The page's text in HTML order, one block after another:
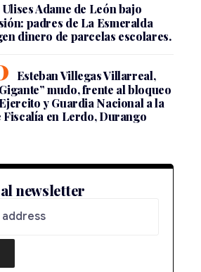
Ulises Adame de León bajo
padres de La Esmeralda
dinero de parcelas escolares.
Esteban Villegas Villarreal,
mudo, frente al bloqueo
y Guardia Nacional a la
Fiscalía en Lerdo, Durango
newsletter